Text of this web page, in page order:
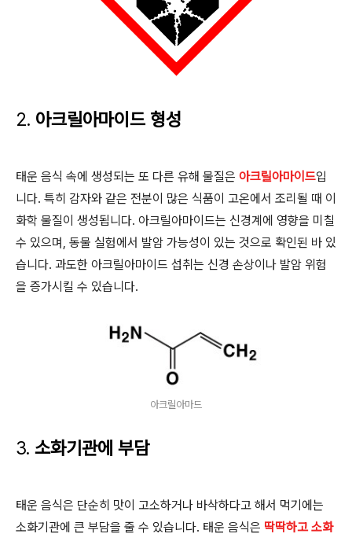
2. 아크릴아마이드 형성
태운 음식 속에 생성되는 또 다른 유해 물질은 아크릴아마이드입
니다. 특히 감자와 같은 전분이 많은 식품이 고온에서 조리될 때 이
화학 물질이 생성됩니다. 아크릴아마이드는 신경계에 영향을 미칠
수 있으며, 동물 실험에서 발암 가능성이 있는 것으로 확인된 바 있
습니다. 과도한 아크릴아마이드 섭취는 신경 손상이나 발암 위험
을 증가시킬 수 있습니다.
아크릴아마드
3. 소화기관에 부담
태운 음식은 단순히 맛이 고소하거나 바삭하다고 해서 먹기에는
소화기관에 큰 부담을 줄 수 있습니다. 태운 음식은 딱딱하고 소화